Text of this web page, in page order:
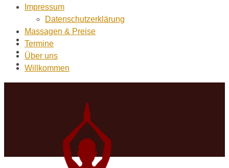
Geschenkkarte
Bilder
Termine
Impressum
Datenschutzerklärung
Massagen & Preise
Termine
Über uns
Willkommen